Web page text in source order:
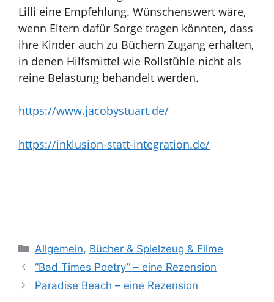
Lilli eine Empfehlung. Wünschenswert wäre,
wenn Eltern dafür Sorge tragen könnten, dass
ihre Kinder auch zu Büchern Zugang erhalten,
in denen Hilfsmittel wie Rollstühle nicht als
reine Belastung behandelt werden.
https://www.jacobystuart.de/
https://inklusion-statt-integration.de/
Kategorien
Allgemein, Bücher & Spielzeug & Filme
“Bad Times Poetry” – eine Rezension
Paradise Beach – eine Rezension